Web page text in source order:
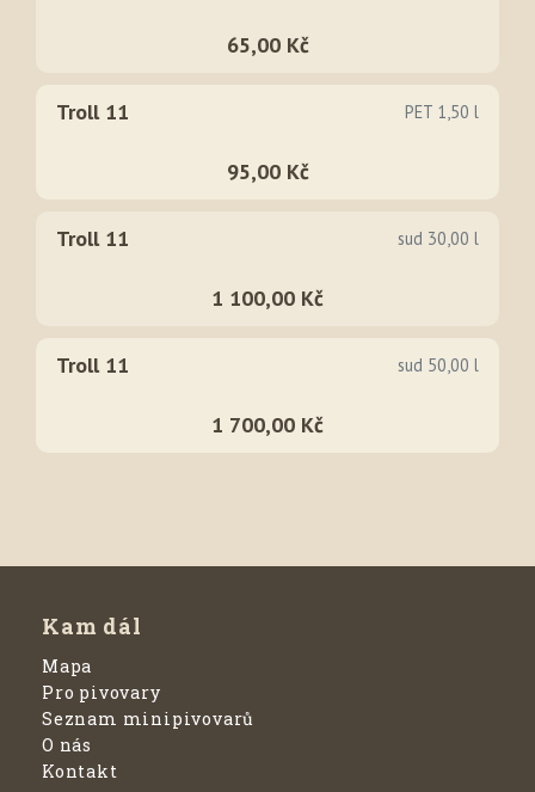
65,00 Kč
Troll 11 PET 1,50 l
95,00 Kč
Troll 11 sud 30,00 l
1 100,00 Kč
Troll 11 sud 50,00 l
1 700,00 Kč
Kam dál
Mapa
Pro pivovary
Seznam minipivovarů
O nás
Kontakt